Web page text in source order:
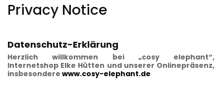
Privacy Notice
Datenschutz-Erklärung
Herzlich willkommen bei „cosy elephant“,
Internetshop Elke Hütten und unserer Onlinepräsenz,
insbesondere www.cosy-elephant.de